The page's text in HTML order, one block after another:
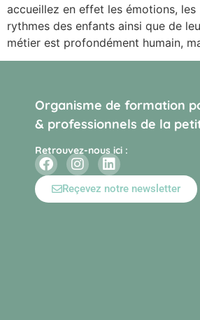
accueillez en effet les émotions, les
rythmes des enfants ainsi que de
métier est profondément humain,
Organisme de formation
& professionnels de la
Retrouvez-nous ici :
Reçevez notre newsletter